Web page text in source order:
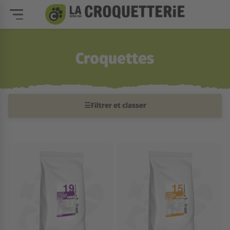
Croquettes
☰Filtrer et classer